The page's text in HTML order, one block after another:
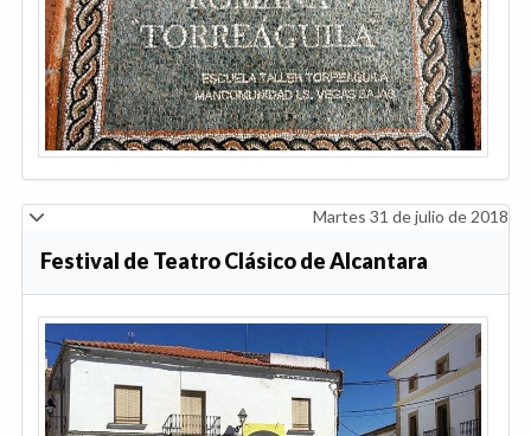
Martes 31 de julio de 2018
Festival de Teatro Clásico de Alcantara